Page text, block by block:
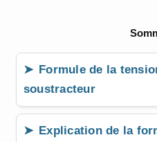
Formule de la
soustracteur
Explication de la